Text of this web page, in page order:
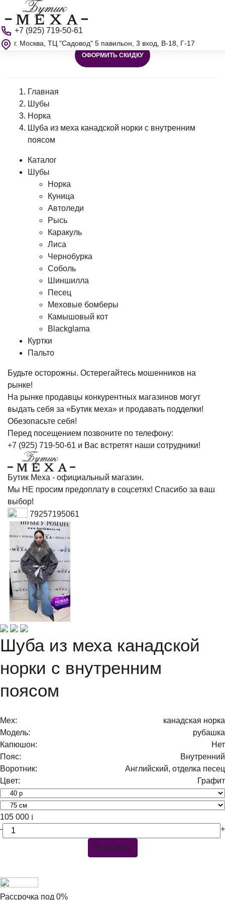
+7 (925) 719-50-61
г. Москва, ТЦ "Садовод" 5 павильон, 3 вход, В-18, Г-17
ОФОРМИТЬ СКИДКУ
Главная
Шубы
Норка
Шуба из меха канадской норки с внутренним
поясом
Каталог
Шубы
Норка
Куница
Автоледи
Рысь
Каракуль
Лиса
Чернобурка
Соболь
Шиншилла
Песец
Меховые бомберы
Камышовый кот
Blackglama
Куртки
Пальто
Будьте осторожны. Остерегайтесь мошенников на
рынке!
На рынке продавцы конкурентных магазинов могут
выдать себя за «Бутик меха» и продавать подделки!
Обезопасьте себя!
Перед посещением позвоните по телефону:
+7 (925) 719-50-61 и Вас встретят наши сотрудники!
Бутик Меха - официальный магазин.
Мы НЕ просим предоплату в соцсетях! Спасибо за ваш
выбор!
79257195061
Шуба из меха канадской
норки с внутренним
поясом
Мех:
канадская норка
Модель:
рубашка
Капюшон:
Нет
Пояс:
Внутренний
Воротник:
Английский, отделка песец
Цвет:
Графит
105 000 i
-
+
В корзину
Рассрочка под 0%